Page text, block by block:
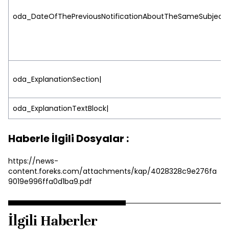
oda_DateOfThePreviousNotificationAboutTheSameSubject|
oda_ExplanationSection|
oda_ExplanationTextBlock|
Haberle İlgili Dosyalar :
https://news-
content.foreks.com/attachments/kap/4028328c9e276fa
9019e996ffa0d1ba9.pdf
İlgili Haberler